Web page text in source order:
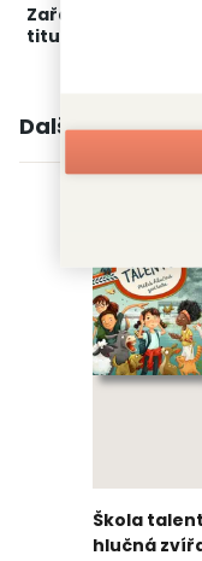
Zařažení
titulu:
Další knihy
Škola
hlučná